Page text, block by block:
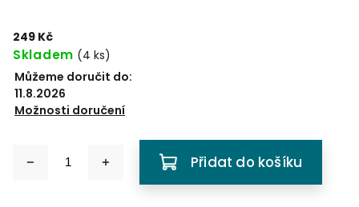
249 Kč
Skladem (4 ks)
Můžeme doručit do:
11.8.2026
Možnosti doručení
Přidat do košíku